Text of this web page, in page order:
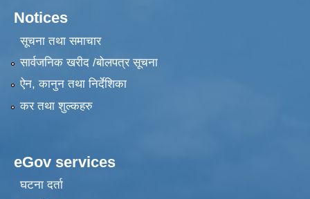
Notices
सूचना तथा समाचार
सार्वजनिक खरीद /बोलपत्र सूचना
ऐन, कानुन तथा निर्देशिका
कर तथा शुल्कहरु
eGov services
घटना दर्ता